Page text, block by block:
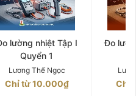
lường nhiệt Tập I
Quyển 1
Lương Thế Ngọc
Chỉ từ 10.000₫
Đo
Chỉ